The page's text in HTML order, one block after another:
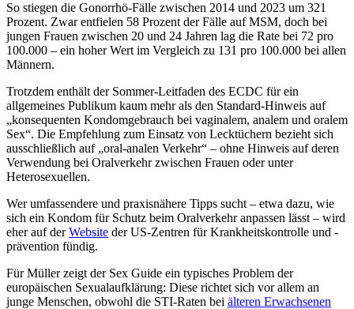
So stiegen die Gonorrhö-Fälle zwischen 2014 und 2023 um 321
Prozent. Zwar entfielen 58 Prozent der Fälle auf MSM, doch bei
jungen Frauen zwischen 20 und 24 Jahren lag die Rate bei 72 pro
100.000 – ein hoher Wert im Vergleich zu 131 pro 100.000 bei allen
Männern.
Trotzdem enthält der Sommer-Leitfaden des ECDC für ein
allgemeines Publikum kaum mehr als den Standard-Hinweis auf
„konsequenten Kondomgebrauch bei vaginalem, analem und oralem
Sex“. Die Empfehlung zum Einsatz von Lecktüchern bezieht sich
ausschließlich auf „oral-analen Verkehr“ – ohne Hinweis auf deren
Verwendung bei Oralverkehr zwischen Frauen oder unter
Heterosexuellen.
Wer umfassendere und praxisnähere Tipps sucht – etwa dazu, wie
sich ein Kondom für Schutz beim Oralverkehr anpassen lässt – wird
eher auf derWebsite der US-Zentren für Krankheitskontrolle und -
prävention fündig.
Für Müller zeigt der Sex Guide ein typisches Problem der
europäischen Sexualaufklärung: Diese richtet sich vor allem an
junge Menschen, obwohl die STI-Raten bei älteren Erwachsenen